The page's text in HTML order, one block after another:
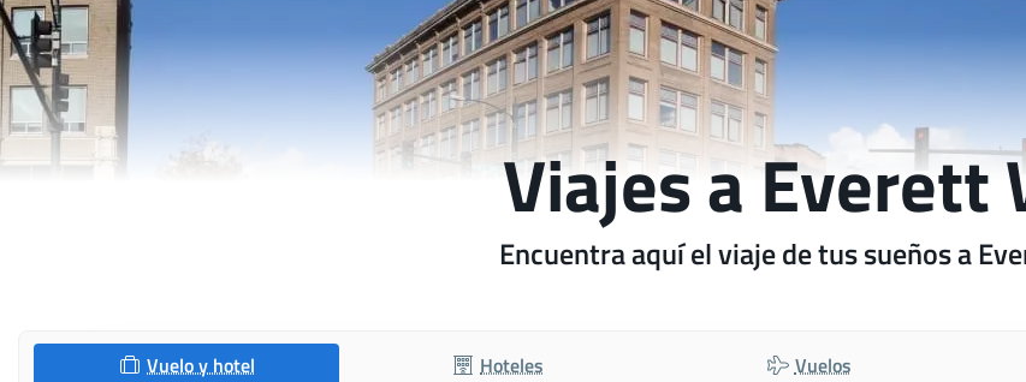
Viajes a Everett
Encuentra aquí el viaje de tus sueños a
Vuelo y hotel Hoteles Vuelos